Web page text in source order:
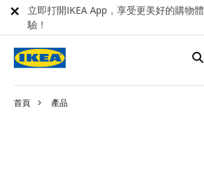
首頁 產品
立即打開IKEA App，享受更美好的購物體
驗！